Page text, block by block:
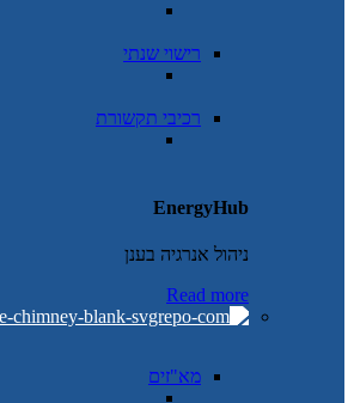
רישוי שנתי
רכיבי תקשורת
EnergyHub
ניהול אנרגיה בענן
Read more
מא"זים